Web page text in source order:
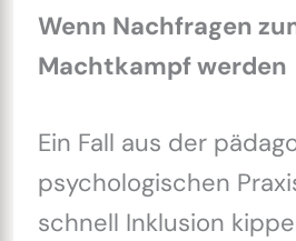
Wenn Nachfragen
Machtkampf werden
Ein Fall aus der
psychologischen
schnell Inklusion